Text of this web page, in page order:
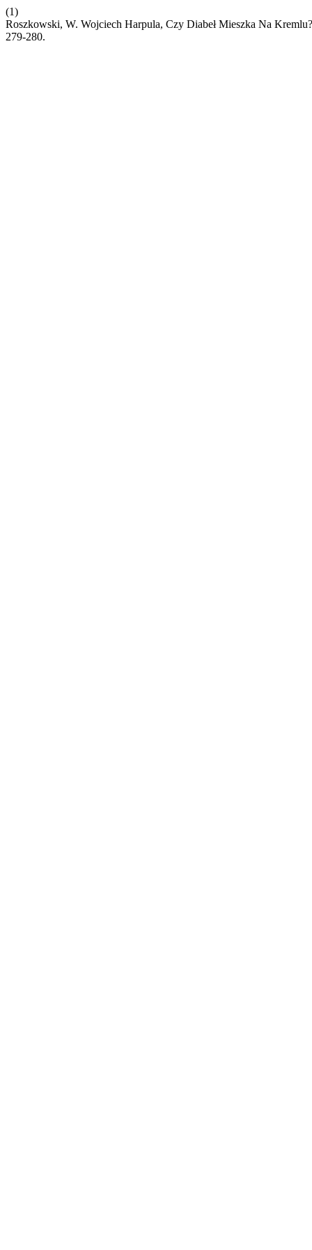
(1)
Roszkowski, W. Wojciech Harpula, Czy Diabeł Mieszka Na
279-280.